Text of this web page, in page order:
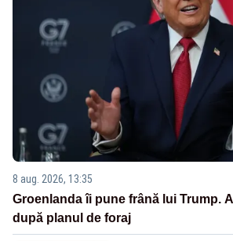
8 aug. 2026, 13:35
Groenlanda îi pune frână lui Trump.
după planul de foraj